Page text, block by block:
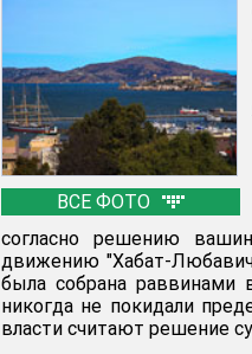
ВСЕ ФОТО
согласно решению
движению "Хабат-
была собрана раввинами
никогда не покидали
власти считают решение